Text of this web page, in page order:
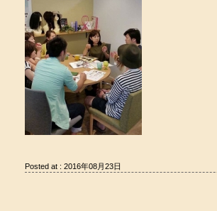
Posted at : 2016年08月23日